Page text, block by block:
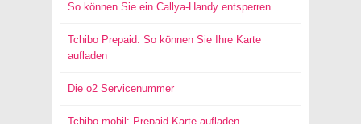
So können Sie ein Callya-Handy entsperren
Tchibo Prepaid: So können Sie Ihre Karte
aufladen
Die o2 Servicenummer
Tchibo mobil: Prepaid-Karte aufladen